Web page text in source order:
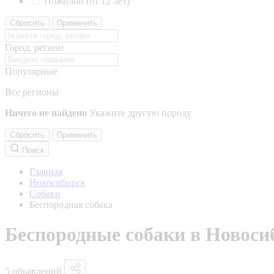
Сбросить Применить
Город, регион
Популярные
Все регионы
Ничего не найдено Укажите другую породу
Сбросить
Применить
Поиск
Главная
Новосибирск
Собаки
Беспородная собака
Беспородные собаки в
5 объявлений